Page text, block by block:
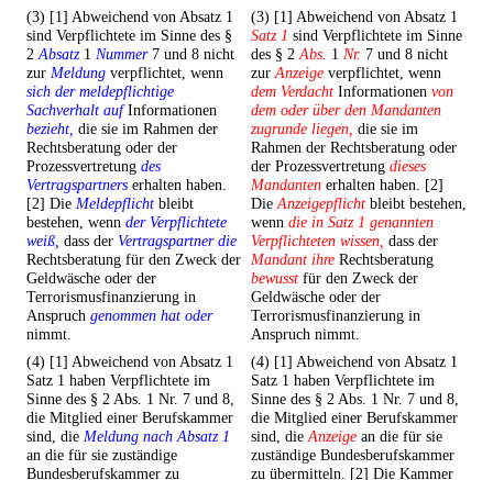
(3) [1] Abweichend von Absatz 1
sind Verpflichtete im Sinne des §
2Absatz1 Nummer7 und 8 nicht
zur Meldung verpflichtet, wenn
sich der meldepflichtige
Sachverhalt aufInformationen
bezieht, die sie im Rahmen der
Rechtsberatung oder der
Prozessvertretung des
Vertragspartners erhalten haben.
[2] Die Meldepflicht bleibt
bestehen, wenn der Verpflichtete
weiß, dass der Vertragspartner die
Rechtsberatung für den Zweck der
Geldwäsche oder der
Terrorismusfinanzierung in
Anspruch genommen hat oder
nimmt.
(3) [1] Abweichend von Absatz 1
Satz 1 sind Verpflichtete im Sinne
des § 2Abs. 1 Nr. 7 und 8 nicht
zurAnzeige verpflichtet, wenn
dem Verdacht Informationen von
dem oder über den Mandanten
zugrunde liegen, die sie im
Rahmen der Rechtsberatung oder
der Prozessvertretung dieses
Mandanten erhalten haben. [2]
DieAnzeigepflicht bleibt bestehen,
wenn die in Satz 1 genannten
Verpflichteten wissen, dass der
Mandant ihre Rechtsberatung
bewusst für den Zweck der
Geldwäsche oder der
Terrorismusfinanzierung in
Anspruch nimmt.
(4) [1] Abweichend von Absatz 1
Satz 1 haben Verpflichtete im
Sinne des § 2 Abs. 1 Nr. 7 und 8,
die Mitglied einer Berufskammer
sind, die Meldung nach Absatz 1
an die für sie zuständige
Bundesberufskammer zu
(4) [1] Abweichend von Absatz 1
Satz 1 haben Verpflichtete im
Sinne des § 2 Abs. 1 Nr. 7 und 8,
die Mitglied einer Berufskammer
sind, dieAnzeige an die für sie
zuständige Bundesberufskammer
zu übermitteln. [2] Die Kammer